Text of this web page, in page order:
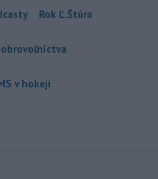
Rok Ľ.Štúra
v hokeji